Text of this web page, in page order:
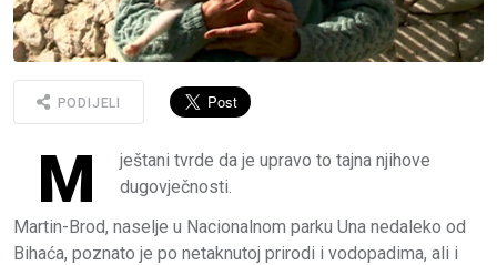
PODIJELI
M
ještani tvrde da je upravo to tajna njihove
dugovječnosti.
Martin-Brod, naselje u Nacionalnom parku Una nedaleko od
Bihaća, poznato je po netaknutoj prirodi i vodopadima, ali i